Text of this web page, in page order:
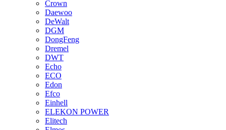
Crown
Daewoo
DeWalt
DGM
DongFeng
Dremel
DWT
Echo
ECO
Edon
Efco
Einhell
ELEKON POWER
Elitech